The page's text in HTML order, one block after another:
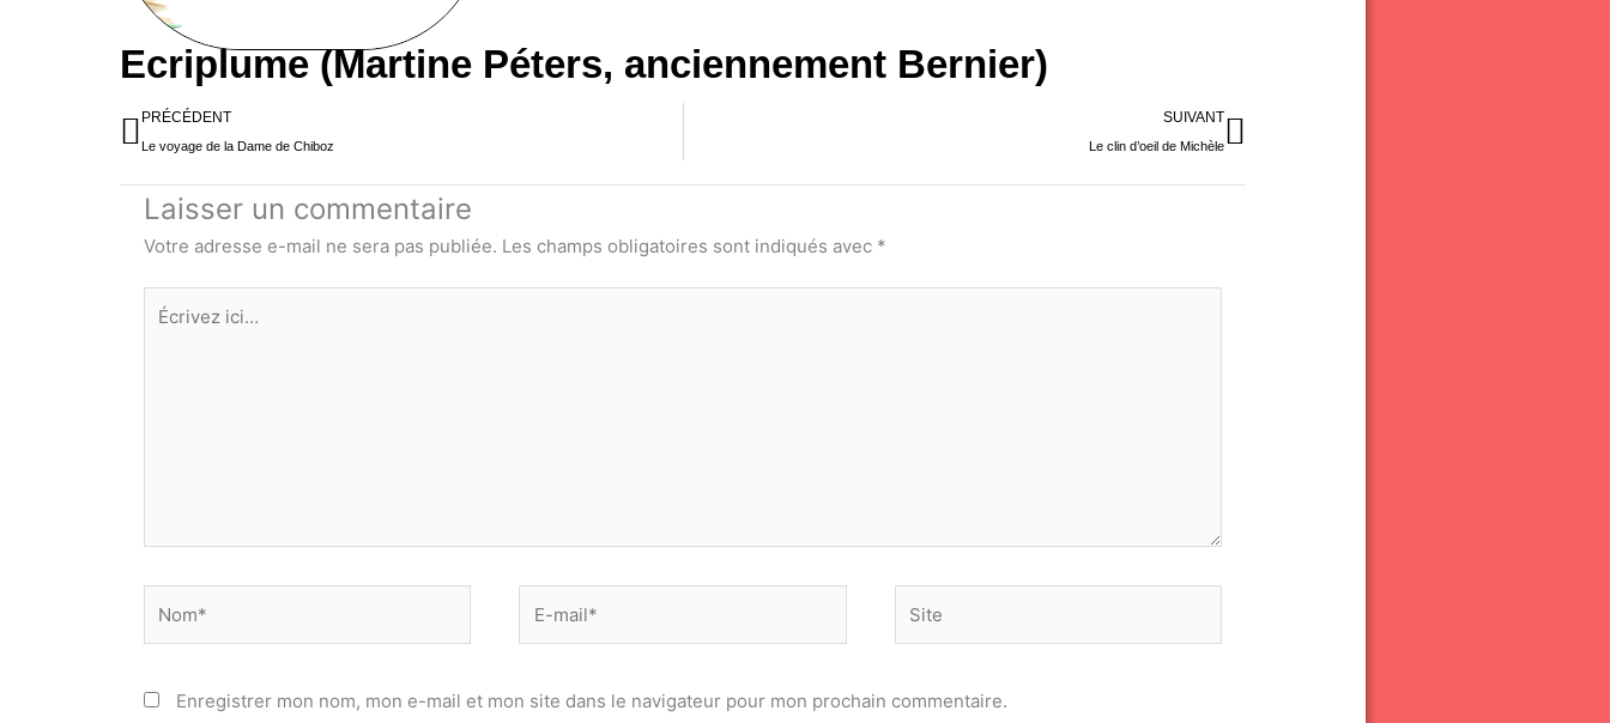
Ecriplume (Martine Péters, anciennement Bernier)
Précédent
PRÉCÉDENT
Le voyage de la Dame de Chiboz
SUIVANT
Le clin d’oeil de Michèle
Suivant
Laisser un commentaire
Votre adresse e-mail ne sera pas publiée. Les champs obligatoires sont indiqués avec *
Écrivez
ici…
mail*
Enregistrer mon nom, mon e-mail et mon site dans le navigateur pour mon prochain commentaire.